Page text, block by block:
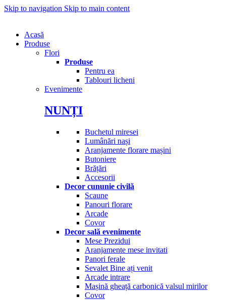
Skip to navigation Skip to main content
Acasă
Produse
Flori
Produse
Pentru ea
Tablouri licheni
Evenimente
NUNȚI
Buchetul miresei
Lumânări nași
Aranjamente florare mașini
Butoniere
Brățări
Accesorii
Decor cununie civilă
Scaune
Panouri florare
Arcade
Covor
Decor sală evenimente
Mese Prezidui
Aranjamente mese invitati
Panori ferale
Sevalet Bine ați venit
Arcade intrare
Mașină gheață carbonică valsul mirilor
Covor